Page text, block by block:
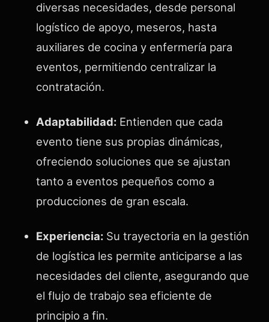
diversas necesidades, desde personal
logístico de apoyo, meseros, hasta
auxiliares de cocina y enfermería para
eventos, permitiendo centralizar la
contratación.
Adaptabilidad: Entienden que cada
evento tiene sus propias dinámicas,
ofreciendo soluciones que se ajustan
tanto a eventos pequeños como a
producciones de gran escala.
Experiencia: Su trayectoria en la gestión
de logística les permite anticiparse a las
necesidades del cliente, asegurando que
el flujo de trabajo sea eficiente de
principio a fin.